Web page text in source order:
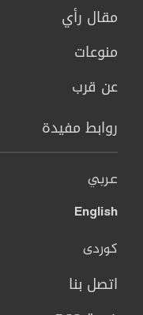
مقال رأي
منوعات
عن قرب
روابط مفيدة
عربي
English
کوردی
اتصل بنا